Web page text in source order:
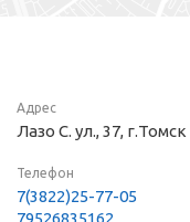
Адрес
Лазо С. ул., 37, г.Томск
Телефон
7(3822)25-77-05
79526835162